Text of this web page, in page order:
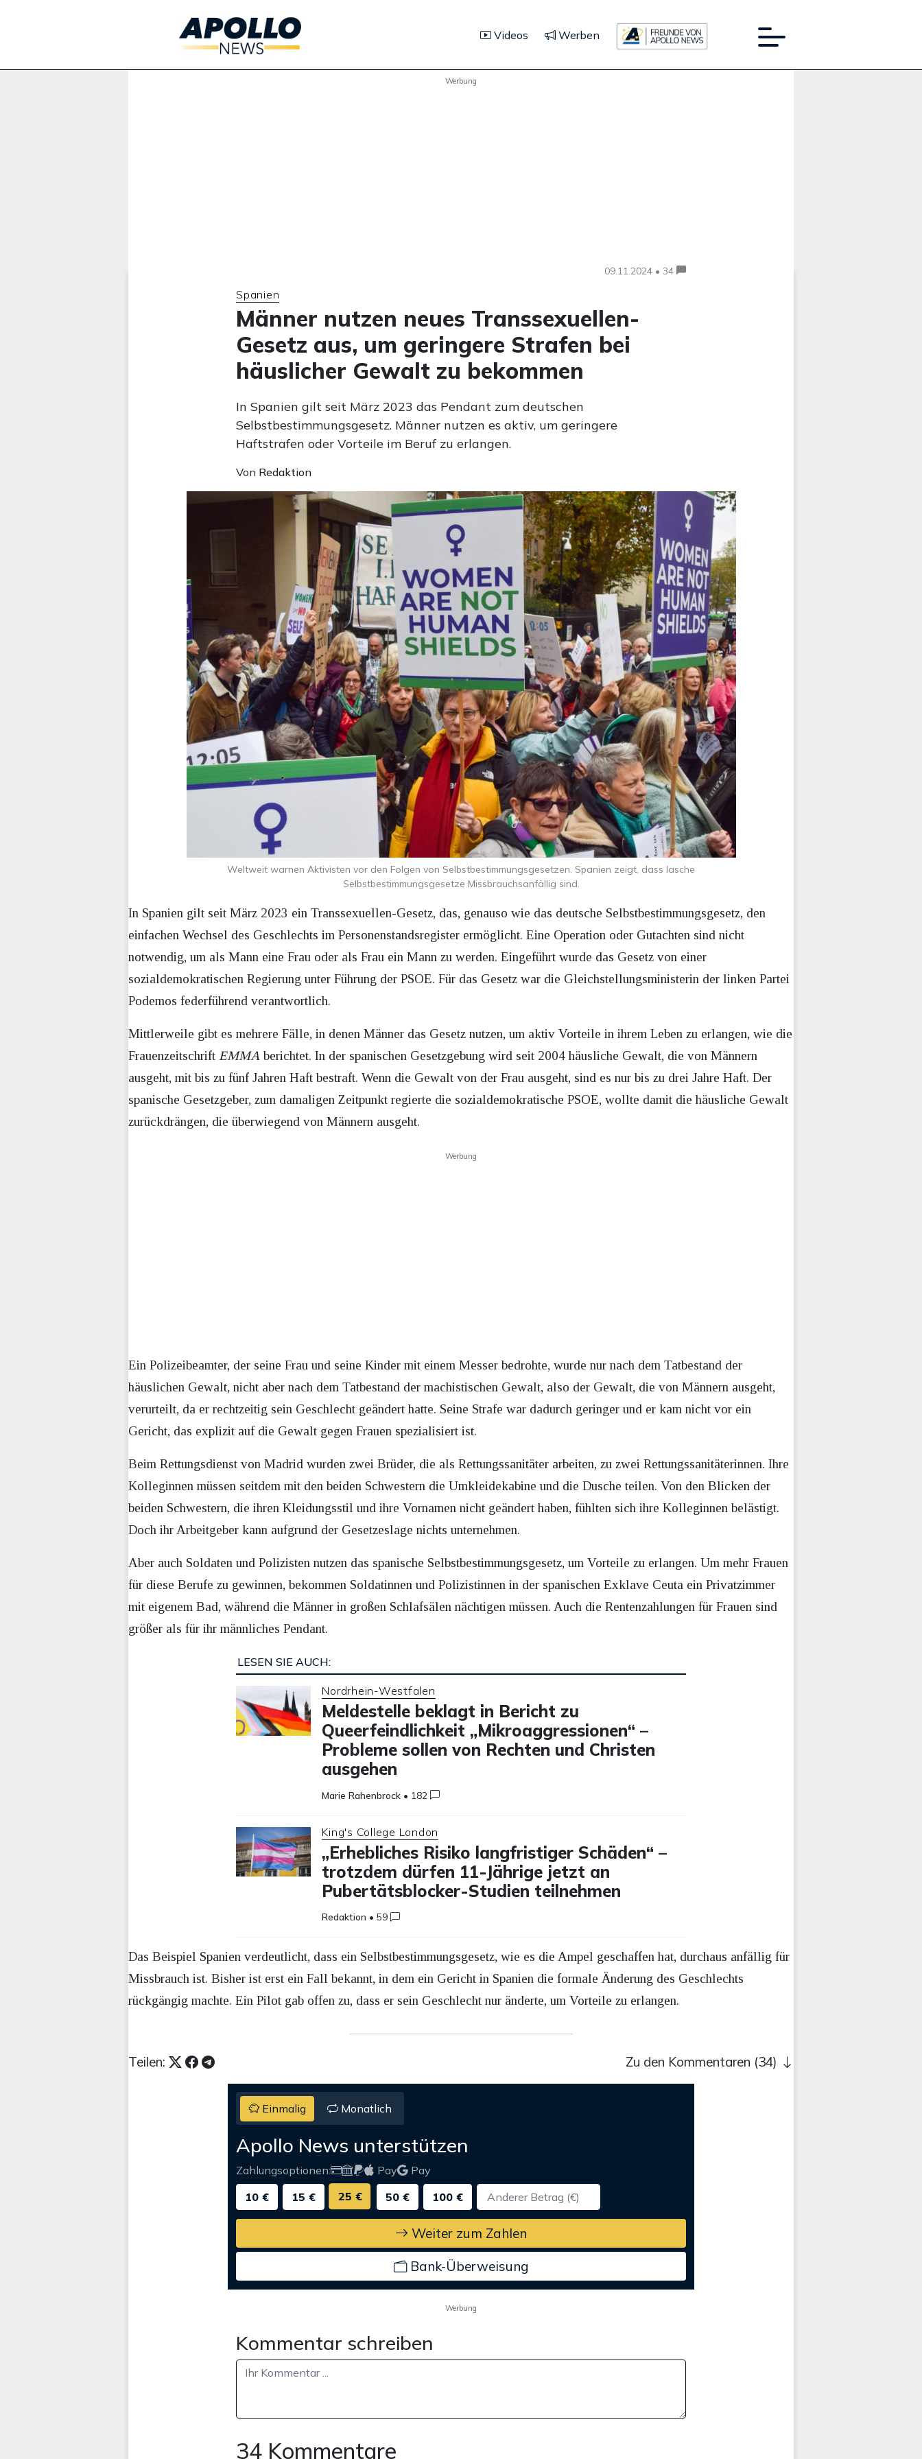
Videos Werben
Werbung
09.11.2024 • 34
Spanien
Männer nutzen neues Transsexuellen-
Gesetz aus, um geringere Strafen bei
häuslicher Gewalt zu bekommen
In Spanien gilt seit März 2023 das Pendant zum deutschen
Selbstbestimmungsgesetz. Männer nutzen es aktiv, um geringere
Haftstrafen oder Vorteile im Beruf zu erlangen.
Von Redaktion
Weltweit warnen Aktivisten vor den Folgen von Selbstbestimmungsgesetzen. Spanien zeigt, dass lasche
Selbstbestimmungsgesetze Missbrauchsanfällig sind.
In Spanien gilt seit März 2023 ein Transsexuellen-Gesetz, das, genauso wie das deutsche Selbstbestimmungsgesetz, den
einfachen Wechsel des Geschlechts im Personenstandsregister ermöglicht. Eine Operation oder Gutachten sind nicht
notwendig, um als Mann eine Frau oder als Frau ein Mann zu werden. Eingeführt wurde das Gesetz von einer
sozialdemokratischen Regierung unter Führung der PSOE. Für das Gesetz war die Gleichstellungsministerin der linken Partei
Podemos federführend verantwortlich.
Mittlerweile gibt es mehrere Fälle, in denen Männer das Gesetz nutzen, um aktiv Vorteile in ihrem Leben zu erlangen, wie die
Frauenzeitschrift EMMA berichtet. In der spanischen Gesetzgebung wird seit 2004 häusliche Gewalt, die von Männern
ausgeht, mit bis zu fünf Jahren Haft bestraft. Wenn die Gewalt von der Frau ausgeht, sind es nur bis zu drei Jahre Haft. Der
spanische Gesetzgeber, zum damaligen Zeitpunkt regierte die sozialdemokratische PSOE, wollte damit die häusliche Gewalt
zurückdrängen, die überwiegend von Männern ausgeht.
Werbung
Ein Polizeibeamter, der seine Frau und seine Kinder mit einem Messer bedrohte, wurde nur nach dem Tatbestand der
häuslichen Gewalt, nicht aber nach dem Tatbestand der machistischen Gewalt, also der Gewalt, die von Männern ausgeht,
verurteilt, da er rechtzeitig sein Geschlecht geändert hatte. Seine Strafe war dadurch geringer und er kam nicht vor ein
Gericht, das explizit auf die Gewalt gegen Frauen spezialisiert ist.
Beim Rettungsdienst von Madrid wurden zwei Brüder, die als Rettungssanitäter arbeiten, zu zwei Rettungssanitäterinnen. Ihre
Kolleginnen müssen seitdem mit den beiden Schwestern die Umkleidekabine und die Dusche teilen. Von den Blicken der
beiden Schwestern, die ihren Kleidungsstil und ihre Vornamen nicht geändert haben, fühlten sich ihre Kolleginnen belästigt.
Doch ihr Arbeitgeber kann aufgrund der Gesetzeslage nichts unternehmen.
Aber auch Soldaten und Polizisten nutzen das spanische Selbstbestimmungsgesetz, um Vorteile zu erlangen. Um mehr Frauen
für diese Berufe zu gewinnen, bekommen Soldatinnen und Polizistinnen in der spanischen Exklave Ceuta ein Privatzimmer
mit eigenem Bad, während die Männer in großen Schlafsälen nächtigen müssen. Auch die Rentenzahlungen für Frauen sind
größer als für ihr männliches Pendant.
LESEN SIE AUCH:
Nordrhein-Westfalen
Meldestelle beklagt in Bericht zu
Queerfeindlichkeit „Mikroaggressionen“ –
Probleme sollen von Rechten und Christen
ausgehen
Marie Rahenbrock • 182
King's College London
„Erhebliches Risiko langfristiger Schäden“ –
trotzdem dürfen 11-Jährige jetzt an
Pubertätsblocker-Studien teilnehmen
Redaktion •59
Das Beispiel Spanien verdeutlicht, dass ein Selbstbestimmungsgesetz, wie es die Ampel geschaffen hat, durchaus anfällig für
Missbrauch ist. Bisher ist erst ein Fall bekannt, in dem ein Gericht in Spanien die formale Änderung des Geschlechts
rückgängig machte. Ein Pilot gab offen zu, dass er sein Geschlecht nur änderte, um Vorteile zu erlangen.
Teilen: Zu den Kommentaren (34)
Einmalig Monatlich
Apollo News unterstützen
Zahlungsoptionen: Pay
Pay
10 €
15 € 25 € 50 € 100 €
Weiter zum Zahlen
Bank-Überweisung
Werbung
Kommentar schreiben
34 Kommentare